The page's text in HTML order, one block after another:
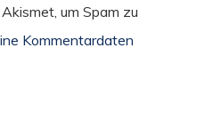
um Spam zu
Kommentardaten